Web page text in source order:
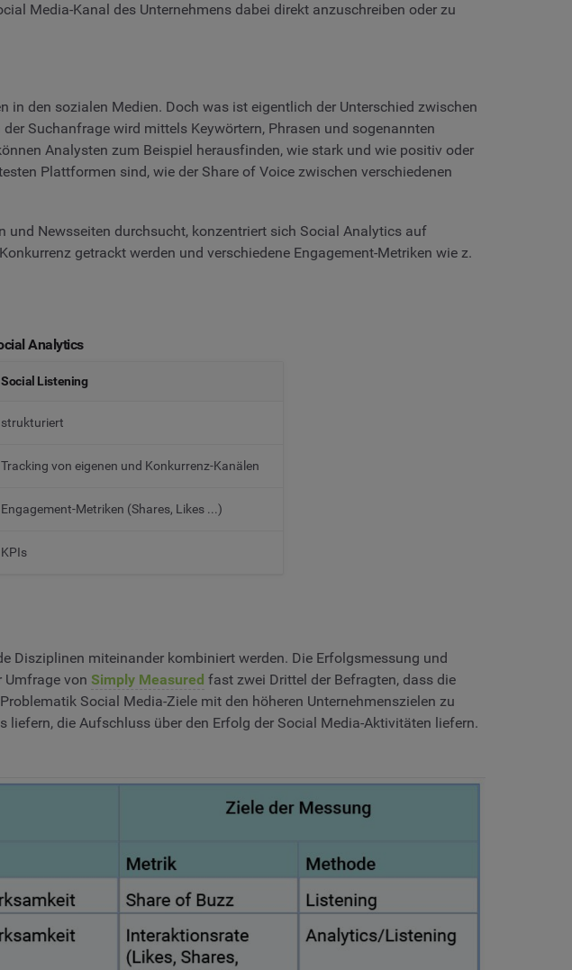
Media-Kanal des Unternehmens dabei direkt anzuschreiben oder zu
den sozialen Medien. Doch was ist eigentlich der Unterschied zwischen
Suchanfrage wird mittels Keywörtern, Phrasen und sogenannten
Analysten zum Beispiel herausfinden, wie stark und wie positiv oder
Plattformen sind, wie der Share of Voice zwischen verschiedenen
und Newsseiten durchsucht, konzentriert sich Social Analytics auf
getrackt werden und verschiedene Engagement-Metriken wie z.
Analytics
Social Listening
strukturiert
Tracking von eigenen und Konkurrenz-Kanälen
Engagement-Metriken (Shares, Likes ...)
KPIs
Disziplinen miteinander kombiniert werden. Die Erfolgsmessung und
Umfrage von Simply Measured fast zwei Drittel der Befragten, dass die
Social Media-Ziele mit den höheren Unternehmenszielen zu
die Aufschluss über den Erfolg der Social Media-Aktivitäten liefern.